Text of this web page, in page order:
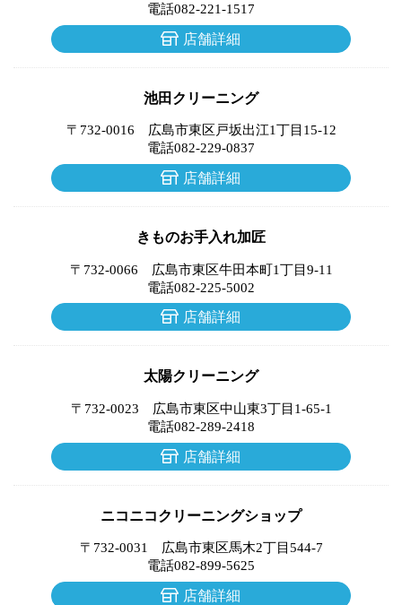
電話082-221-1517
店舗詳細
池田クリーニング
〒732-0016 広島市東区戸坂出江1丁目15-12
電話082-229-0837
店舗詳細
きものお手入れ加匠
〒732-0066 広島市東区牛田本町1丁目9-11
電話082-225-5002
店舗詳細
太陽クリーニング
〒732-0023 広島市東区中山東3丁目1-65-1
電話082-289-2418
店舗詳細
ニコニコクリーニングショップ
〒732-0031 広島市東区馬木2丁目544-7
電話082-899‐5625
店舗詳細